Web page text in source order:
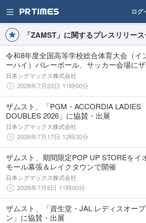
ログ
「ZAMST」に関するプレスリリー
令和8年度全国高等学校総合体育大会（イ
ーハイ）バレーボール、サッカー会場に
スト特設ブースを出店
日本シグマックス株式会社
2026年7月23日 11時00分
ザムスト、「PGM・ACCORDIA LADIES
DOUBLES 2026」に協賛・出展
日本シグマックス株式会社
2026年7月17日 12時30分
ザムスト、期間限定POP UP STOREをイ
モール幕張＆レイクタウンで開催
日本シグマックス株式会社
2026年7月8日 11時00分
ザムスト、「資生堂・JAL レディスオープ
ン」に協賛・出展